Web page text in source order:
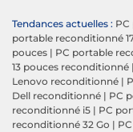
Tendances actuelles :
portable reconditionné
pouces | PC portable
13 pouces reconditionné |
Lenovo reconditionné |
Dell reconditionné | PC
reconditionné i5 | PC
reconditionné 32 Go |